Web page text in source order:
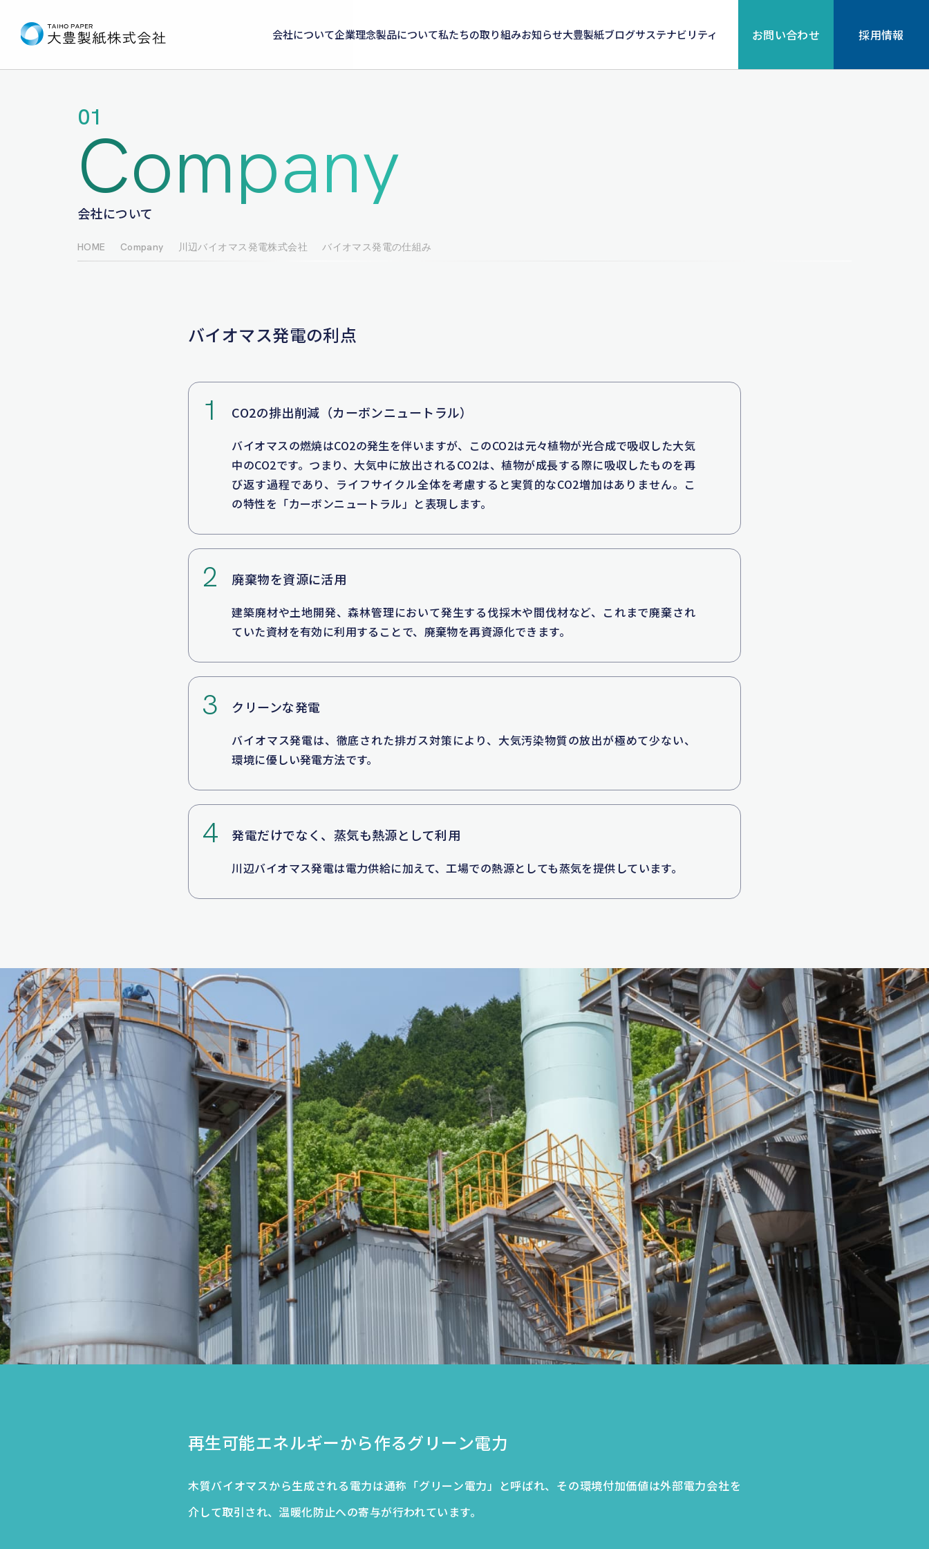
会社について企業理念製品について私たちの取り組みお知らせ大豊製紙ブログサステナビリティ お問い合わせ 採用情報
01
Company
会社について
HOME Company 川辺バイオマス発電株式会社 バイオマス発電の仕組み
バイオマス発電の利点
1 CO2の排出削減（カーボンニュートラル）
バイオマスの燃焼はCO2の発生を伴いますが、このCO2は元々植物が光合成で吸収した大気
中のCO2です。つまり、大気中に放出されるCO2は、植物が成長する際に吸収したものを再
び返す過程であり、ライフサイクル全体を考慮すると実質的なCO2増加はありません。こ
の特性を「カーボンニュートラル」と表現します。
2 廃棄物を資源に活用
建築廃材や土地開発、森林管理において発生する伐採木や間伐材など、これまで廃棄され
ていた資材を有効に利用することで、廃棄物を再資源化できます。
3 クリーンな発電
バイオマス発電は、徹底された排ガス対策により、大気汚染物質の放出が極めて少ない、
環境に優しい発電方法です。
4 発電だけでなく、蒸気も熱源として利用
川辺バイオマス発電は電力供給に加えて、工場での熱源としても蒸気を提供しています。
再生可能エネルギーから作るグリーン電力
木質バイオマスから生成される電力は通称「グリーン電力」と呼ばれ、その環境付加価値は外部電力会社を
介して取引され、温暖化防止への寄与が行われています。